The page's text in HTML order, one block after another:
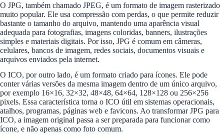
O JPG, também chamado JPEG, é um formato de imagem rasterizado
muito popular. Ele usa compressão com perdas, o que permite reduzir
bastante o tamanho do arquivo, mantendo uma aparência visual
adequada para fotografias, imagens coloridas, banners, ilustrações
simples e materiais digitais. Por isso, JPG é comum em câmeras,
celulares, bancos de imagem, redes sociais, documentos visuais e
arquivos enviados pela internet.
O ICO, por outro lado, é um formato criado para ícones. Ele pode
conter várias versões da mesma imagem dentro de um único arquivo,
por exemplo 16×16, 32×32, 48×48, 64×64, 128×128 ou 256×256
pixels. Essa característica torna o ICO útil em sistemas operacionais,
atalhos, programas, páginas web e favicons. Ao transformar JPG para
ICO, a imagem original passa a ser preparada para funcionar como
ícone, e não apenas como foto comum.